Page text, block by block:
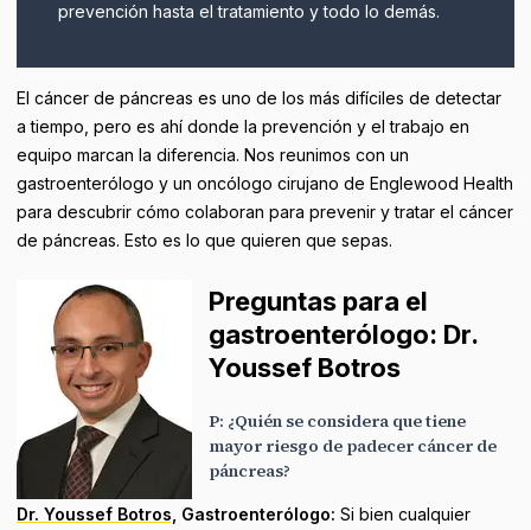
prevención hasta el tratamiento y todo lo demás.
El cáncer de páncreas es uno de los más difíciles de detectar
a tiempo, pero es ahí donde la prevención y el trabajo en
equipo marcan la diferencia. Nos reunimos con un
gastroenterólogo y un oncólogo cirujano de Englewood Health
para descubrir cómo colaboran para prevenir y tratar el cáncer
de páncreas. Esto es lo que quieren que sepas.
Preguntas para el
gastroenterólogo: Dr.
Youssef Botros
P: ¿Quién se considera que tiene
mayor riesgo de padecer cáncer de
páncreas?
Dr. Youssef Botros, Gastroenterólogo: Si bien cualquier